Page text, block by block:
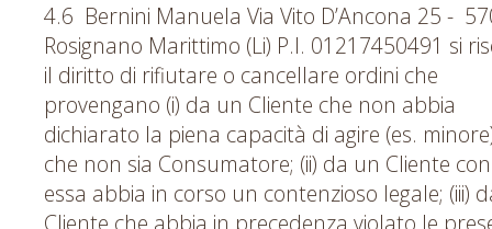
4.6 Bernini Manuela Via Vito D’Ancona 25 -
Rosignano Marittimo (Li) P.I. 01217450491 si
il diritto di rifiutare o cancellare ordini che
provengano (i) da un Cliente che non abbia
dichiarato la piena capacità di agire (es.
che non sia Consumatore; (ii) da un Cliente
essa abbia in corso un contenzioso legale; (iii)
Cliente che abbia in precedenza violato le